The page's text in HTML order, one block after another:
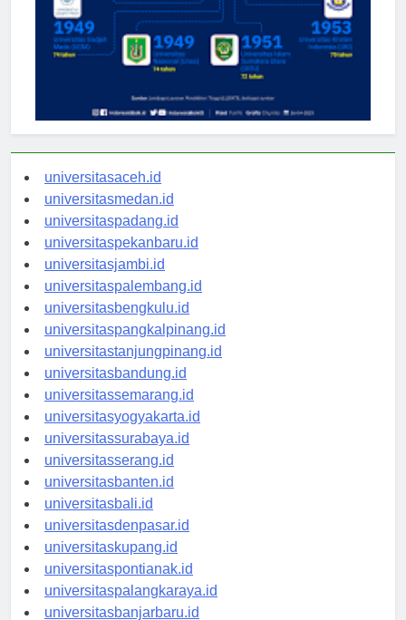
universitasaceh.id
universitasmedan.id
universitaspadang.id
universitaspekanbaru.id
universitasjambi.id
universitaspalembang.id
universitasbengkulu.id
universitaspangkalpinang.id
universitastanjungpinang.id
universitasbandung.id
universitassemarang.id
universitasyogyakarta.id
universitassurabaya.id
universitasserang.id
universitasbanten.id
universitasbali.id
universitasdenpasar.id
universitaskupang.id
universitaspontianak.id
universitaspalangkaraya.id